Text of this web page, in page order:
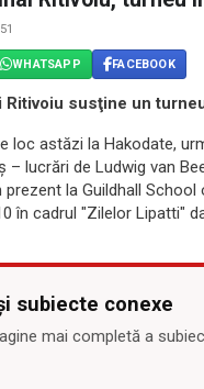
WHATSAPP FACEBOOK
Ritivoiu susţine un
loc astăzi la Hakodate,
– lucrări de Ludwig van
la Guildhall
în cadrul "Zilelor Lipatti"
subiecte conexe
mai completă a